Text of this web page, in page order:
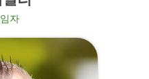
자